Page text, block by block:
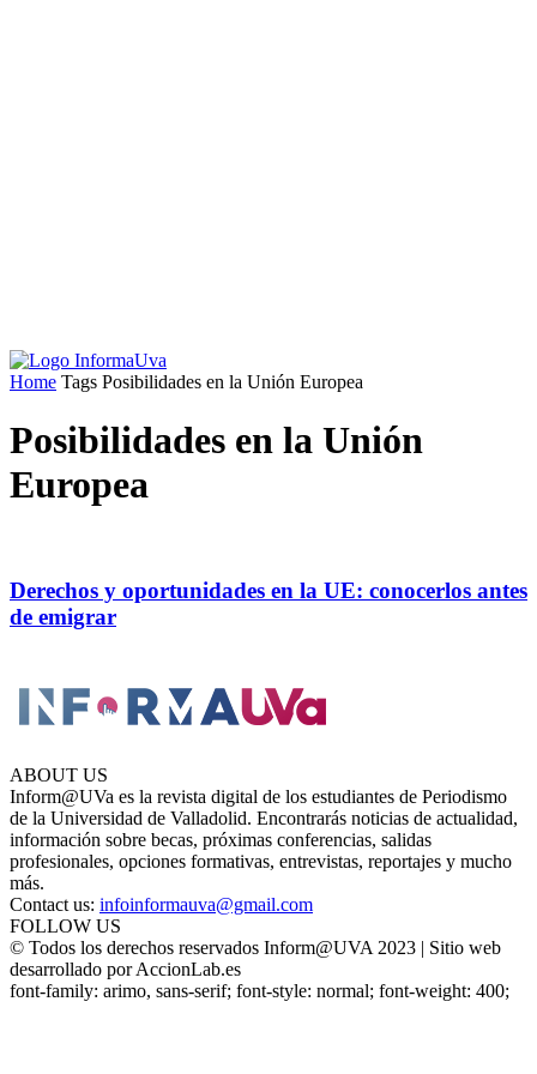
Home Tags Posibilidades en la Unión Europea
Posibilidades en la Unión
Europea
Derechos y oportunidades en la UE: conocerlos antes
de emigrar
ABOUT US
Inform@UVa es la revista digital de los estudiantes de Periodismo
de la Universidad de Valladolid. Encontrarás noticias de actualidad,
información sobre becas, próximas conferencias, salidas
profesionales, opciones formativas, entrevistas, reportajes y mucho
más.
Contact us: infoinformauva@gmail.com
FOLLOW US
© Todos los derechos reservados Inform@UVA 2023 | Sitio web
desarrollado por AccionLab.es
font-family: arimo, sans-serif; font-style: normal; font-weight: 400;